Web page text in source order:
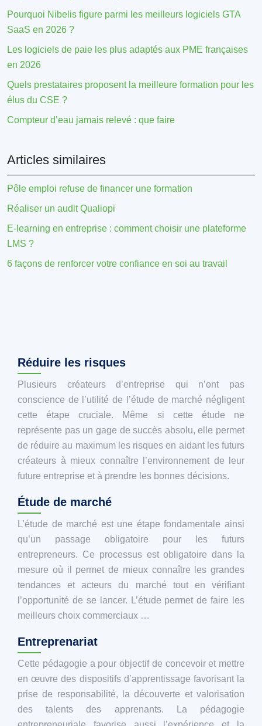
Pourquoi Nibelis figure parmi les meilleurs logiciels GTA
SaaS en 2026 ?
Les logiciels de paie les plus adaptés aux PME françaises
en 2026
Quels prestataires proposent la meilleure formation pour les
élus du CSE ?
Compteur d’eau jamais relevé : que faire
Articles similaires
Pôle emploi refuse de financer une formation
Réaliser un audit Qualiopi
E-learning en entreprise : comment choisir une plateforme
LMS ?
6 façons de renforcer votre confiance en soi au travail
Réduire les risques
Plusieurs créateurs d’entreprise qui n’ont pas
conscience de l’utilité de l’étude de marché négligent
cette étape cruciale. Même si cette étude ne
représente pas un gage de succès absolu, elle permet
de réduire au maximum les risques en aidant les futurs
créateurs à mieux connaître l’environnement de leur
future entreprise et à prendre les bonnes décisions.
Étude de marché
L’étude de marché est une étape fondamentale ainsi
qu’un passage obligatoire pour les futurs
entrepreneurs. Ce processus est obligatoire dans la
mesure où il permet de mieux connaître les grandes
tendances et acteurs du marché tout en vérifiant
l’opportunité de se lancer. L’étude permet de faire les
meilleurs choix commerciaux …
Entreprenariat
Cette pédagogie a pour objectif de concevoir et mettre
en œuvre des dispositifs d’apprentissage favorisant la
prise de responsabilité, la découverte et valorisation
des talents des apprenants. La pédagogie